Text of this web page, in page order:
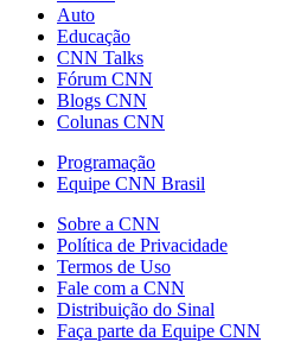
Auto
Educação
CNN Talks
Fórum CNN
Blogs CNN
Colunas CNN
Programação
Equipe CNN Brasil
Sobre a CNN
Política de Privacidade
Termos de Uso
Fale com a CNN
Distribuição do Sinal
Faça parte da Equipe CNN